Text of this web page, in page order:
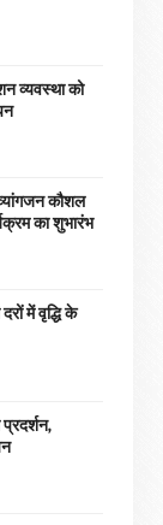
व्यवस्था को
कौशल
का शुभारंभ
में वृद्धि के